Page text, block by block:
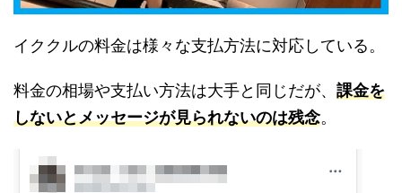
イククルの料金は様々な支払方法に対応している。
料金の相場や支払い方法は大手と同じだが、 課金を
しないとメッセージが見られないのは残念。